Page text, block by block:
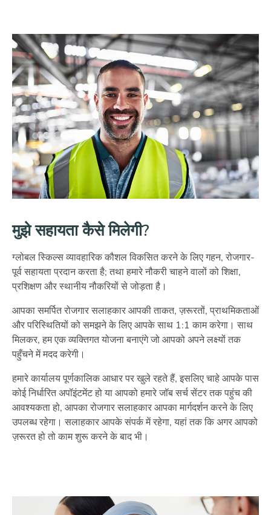
मुझे सहायता कैसे मिलेगी?
ग्लोबल स्किल्स व्यावहारिक कौशल विकसित करने के लिए गहन, रोजगार-
पूर्व सहायता प्रदान करता है; तथा हमारे नौकरी चाहने वालों को शिक्षा,
प्रशिक्षण और स्थानीय नौकरियों से जोड़ता है।
आपका समर्पित रोजगार सलाहकार आपकी ताकत, ज़रूरतों, प्राथमिकताओं
और परिस्थितियों को समझने के लिए आपके साथ 1:1 काम करेगा। साथ
मिलकर, हम एक व्यक्तिगत योजना बनाएंगे जो आपको अपने लक्ष्यों तक
पहुँचने में मदद करेगी।
हमारे कार्यालय पूर्णकालिक आधार पर खुले रहते हैं, इसलिए चाहे आपके पास
कोई निर्धारित अपॉइंटमेंट हो या आपको हमारे जॉब सर्च सेंटर तक पहुंच की
आवश्यकता हो, आपका रोजगार सलाहकार आपका मार्गदर्शन करने के लिए
उपलब्ध रहेगा। सलाहकार आपके संपर्क में रहेगा, यहां तक कि अगर आपको
ज़रूरत हो तो काम शुरू करने के बाद भी।